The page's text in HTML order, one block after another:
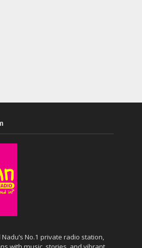
No.1 private radio station,